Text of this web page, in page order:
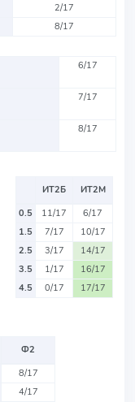
2/17
8/17
6/17
7/17
8/17
ИТ2Б
ИТ2М
0.5
11/17
6/17
1.5
7/17
10/17
2.5
3/17
14/17
3.5
1/17
16/17
4.5
0/17 17/17
Ф2
8/17
4/17